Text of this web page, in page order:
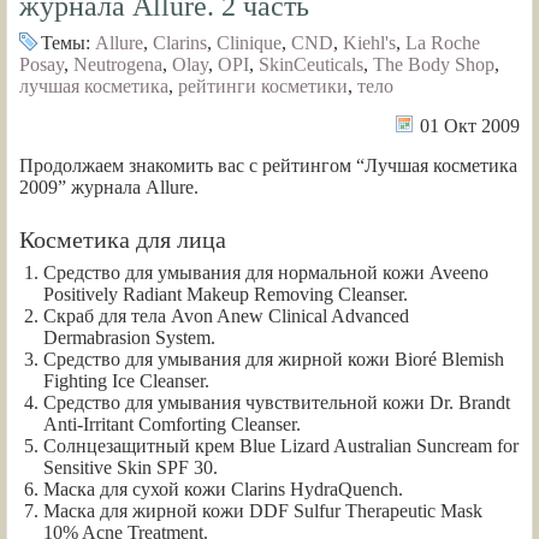
Темы: Allure, Clarins, Clinique, CND, Kiehl's, La Roche
Posay, Neutrogena, Olay, OPI, SkinCeuticals, The Body Shop,
лучшая косметика, рейтинги косметики, тело
01 Окт 2009
Продолжаем знакомить вас с рейтингом “Лучшая косметика
2009” журнала Allure.
Косметика для лица
Средство для умывания для нормальной кожи Aveeno
Positively Radiant Makeup Removing Cleanser.
Скраб для тела Avon Anew Clinical Advanced
Dermabrasion System.
Средство для умывания для жирной кожи Bioré Blemish
Fighting Ice Cleanser.
Средство для умывания чувствительной кожи Dr. Brandt
Anti-Irritant Comforting Cleanser.
Солнцезащитный крем Blue Lizard Australian Suncream for
Sensitive Skin SPF 30.
Маска для сухой кожи Clarins HydraQuench.
Маска для жирной кожи DDF Sulfur Therapeutic Mask
10% Acne Treatment.